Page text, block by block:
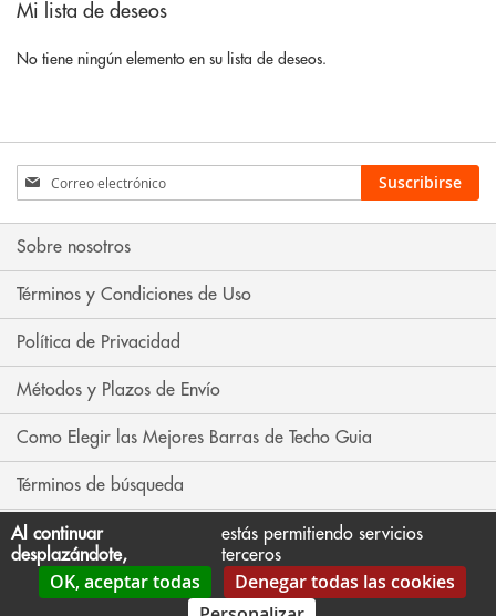
Mi lista de deseos
No tiene ningún elemento en su lista de deseos.
Inscríbase
a
nuestro
boletín
noticias:
Suscribirse
Sobre nosotros
Términos y Condiciones de Uso
Política de Privacidad
Métodos y Plazos de Envío
Como Elegir las Mejores Barras de Techo Guia
Términos de búsqueda
Búsqueda avanzada
Contáctenos
Al continuar
desplazándote,
estás permitiendo servicios
terceros
OK, aceptar todas
Denegar todas las cookies